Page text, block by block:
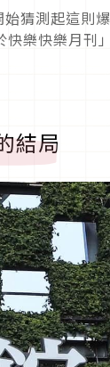
猜測起這則
樂快樂月刊
結局